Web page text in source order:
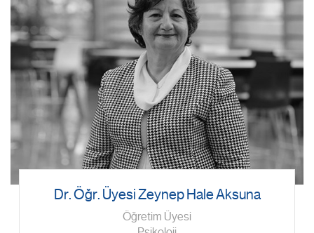
Dr. Öğr. Üyesi Zeynep Hale Aksuna
Öğretim Üyesi